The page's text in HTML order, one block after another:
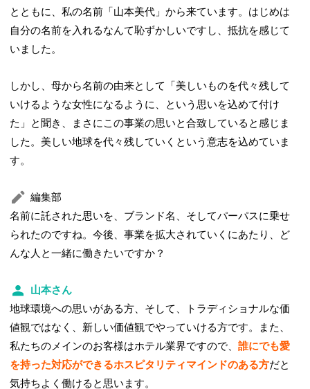
とともに、私の名前「山本美代」から来ています。はじめは
自分の名前を入れるなんて恥ずかしいですし、抵抗を感じて
いました。
しかし、母から名前の由来として「美しいものを代々残して
いけるような女性になるように、という思いを込めて付け
た」と聞き、まさにこの事業の思いと合致していると感じま
した。美しい地球を代々残していくという意志を込めていま
す。
編集部
名前に託された思いを、ブランド名、そしてパーパスに乗せ
られたのですね。今後、事業を拡大されていくにあたり、ど
んな人と一緒に働きたいですか？
山本さん
地球環境への思いがある方、そして、トラディショナルな価
値観ではなく、新しい価値観でやっていける方です。また、
私たちのメインのお客様はホテル業界ですので、誰にでも愛
を持った対応ができるホスピタリティマインドのある方だと
気持ちよく働けると思います。